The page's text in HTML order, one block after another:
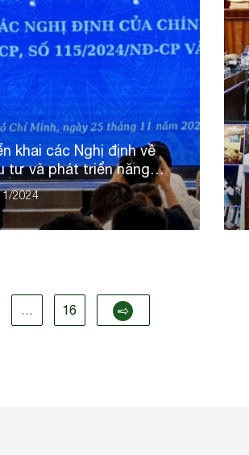
khai các Nghị định về
tư và phát triển năng
tái tạo
2024
… 16